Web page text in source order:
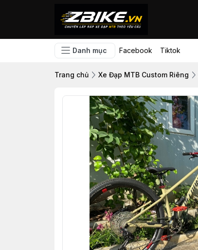
Danh mục Facebook Tiktok
Trang chủ Xe Đạp MTB Custom Riêng